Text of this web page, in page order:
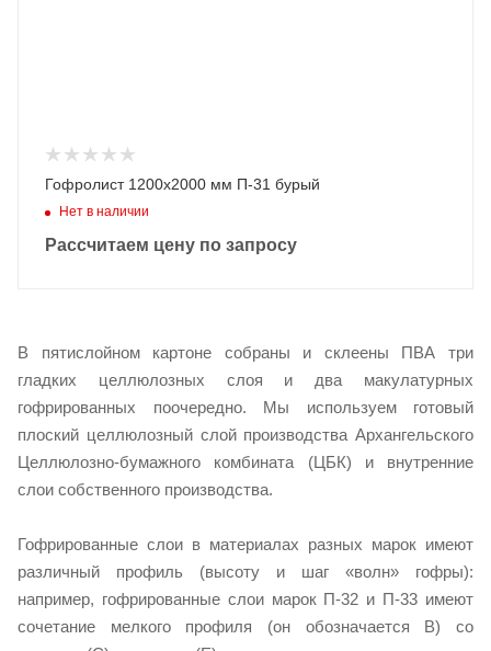
Гофролист 1200х2000 мм П-31 бурый
Нет в наличии
Рассчитаем цену по запросу
В пятислойном картоне собраны и склеены ПВА три
гладких целлюлозных слоя и два макулатурных
гофрированных поочередно. Мы используем готовый
плоский целлюлозный слой производства Архангельского
Целлюлозно-бумажного комбината (ЦБК) и внутренние
слои собственного производства.
Гофрированные слои в материалах разных марок имеют
различный профиль (высоту и шаг «волн» гофры):
например, гофрированные слои марок П-32 и П-33 имеют
сочетание мелкого профиля (он обозначается В) со